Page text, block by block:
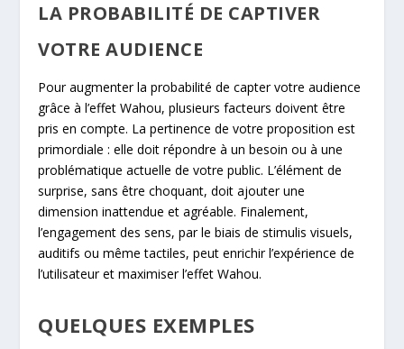
LA PROBABILITÉ DE CAPTIVER
VOTRE AUDIENCE
Pour augmenter la probabilité de capter votre audience
grâce à l’effet Wahou, plusieurs facteurs doivent être
pris en compte. La pertinence de votre proposition est
primordiale : elle doit répondre à un besoin ou à une
problématique actuelle de votre public. L’élément de
surprise, sans être choquant, doit ajouter une
dimension inattendue et agréable. Finalement,
l’engagement des sens, par le biais de stimulis visuels,
auditifs ou même tactiles, peut enrichir l’expérience de
l’utilisateur et maximiser l’effet Wahou.
QUELQUES EXEMPLES